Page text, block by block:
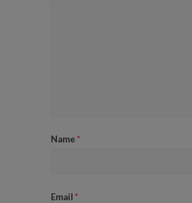
Name*
Email*